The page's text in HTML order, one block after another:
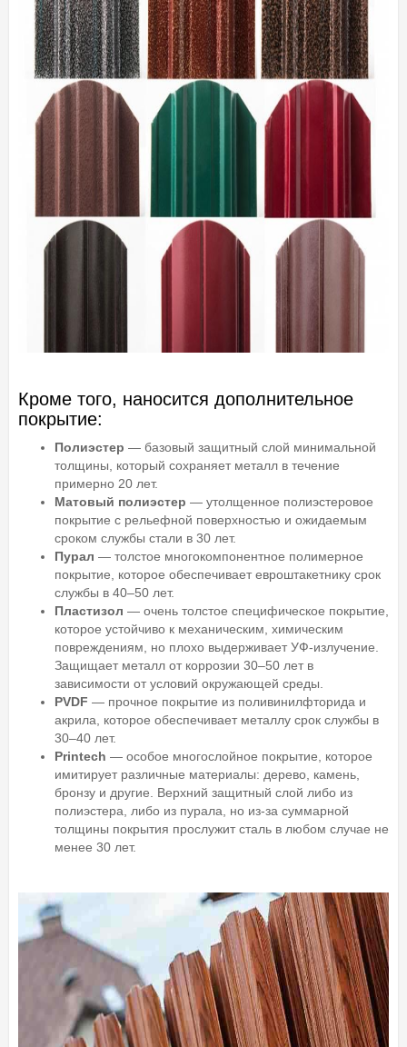
Кроме того, наносится дополнительное
покрытие:
Полиэстер — базовый защитный слой минимальной
толщины, который сохраняет металл в течение
примерно 20 лет.
Матовый полиэстер — утолщенное полиэстеровое
покрытие с рельефной поверхностью и ожидаемым
сроком службы стали в 30 лет.
Пурал — толстое многокомпонентное полимерное
покрытие, которое обеспечивает евроштакетнику срок
службы в 40–50 лет.
Пластизол — очень толстое специфическое покрытие,
которое устойчиво к механическим, химическим
повреждениям, но плохо выдерживает УФ-излучение.
Защищает металл от коррозии 30–50 лет в
зависимости от условий окружающей среды.
PVDF — прочное покрытие из поливинилфторида и
акрила, которое обеспечивает металлу срок службы в
30–40 лет.
Printech — особое многослойное покрытие, которое
имитирует различные материалы: дерево, камень,
бронзу и другие. Верхний защитный слой либо из
полиэстера, либо из пурала, но из-за суммарной
толщины покрытия прослужит сталь в любом случае не
менее 30 лет.